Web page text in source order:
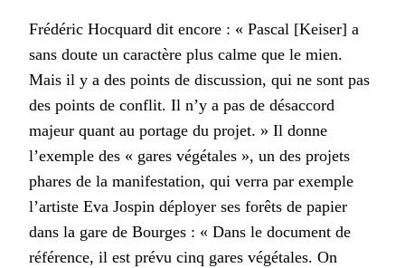
Frédéric Hocquard dit encore : « Pascal [Keiser] a
sans doute un caractère plus calme que le mien.
Mais il y a des points de discussion, qui ne sont pas
des points de conflit. Il n’y a pas de désaccord
majeur quant au portage du projet. » Il donne
l’exemple des « gares végétales », un des projets
phares de la manifestation, qui verra par exemple
l’artiste Eva Jospin déployer ses forêts de papier
dans la gare de Bourges : « Dans le document de
référence, il est prévu cinq gares végétales. On